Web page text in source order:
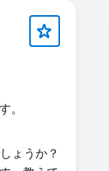
。